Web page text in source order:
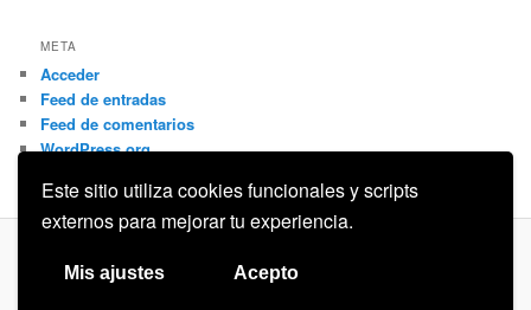
Este sitio utiliza cookies funcionales y scripts
externos para mejorar tu experiencia.
Mis ajustes Acepto
META
Acceder
Feed de entradas
Feed de comentarios
WordPress.org
Privacidad Funciona gracias a WordPress